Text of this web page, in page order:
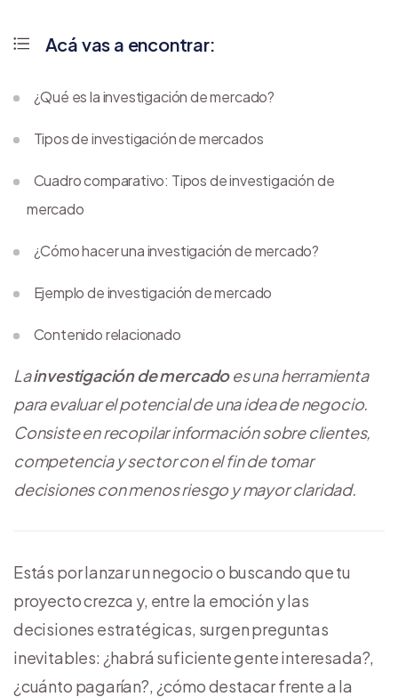
Lainvestigación de mercadoes una herramienta
para evaluar el potencial de una idea de negocio.
Consiste en recopilar información sobre clientes,
competencia y sector con el fin de tomar
decisiones con menos riesgo y mayor claridad.
Estás por lanzar un negocio o buscando que tu
proyecto crezca y, entre la emoción y las
decisiones estratégicas, surgen preguntas
inevitables: ¿habrá suficiente gente interesada?,
¿cuánto pagarían?, ¿cómo destacar frente a la
Acá vas a encontrar:
¿Qué es la investigación de mercado?
Tipos de investigación de mercados
Cuadro comparativo: Tipos de investigación de
mercado
¿Cómo hacer una investigación de mercado?
Ejemplo de investigación de mercado
Contenido relacionado